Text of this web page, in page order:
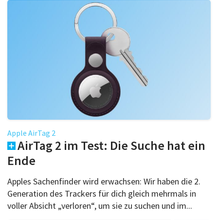
Apple AirTag 2
AirTag 2 im Test: Die Suche hat ein
Ende
Apples Sachenfinder wird erwachsen: Wir haben die 2.
Generation des Trackers für dich gleich mehrmals in
voller Absicht „verloren“, um sie zu suchen und im...